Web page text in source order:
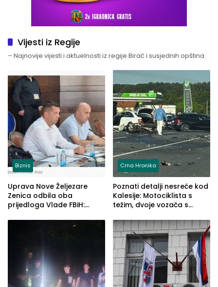
Vijesti iz Regije
– Najnovije vijesti i aktuelnosti iz regije Birač i susjednih opština.
Biznis
Uprava Nove Željezare
Zenica odbila oba
prijedloga Vlade FBiH:
rješenje
Crna Hronika
Poznati detalji nesreće kod
Kalesije: Motociklista s
težim, dvoje vozača s